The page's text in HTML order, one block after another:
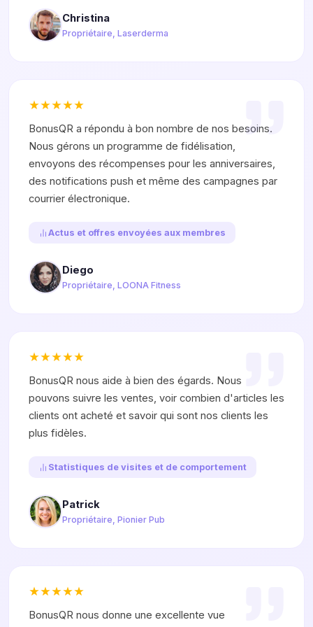
Christina
Propriétaire, Laserderma
BonusQR a répondu à bon nombre de nos besoins.
Nous gérons un programme de fidélisation,
envoyons des récompenses pour les anniversaires,
des notifications push et même des campagnes par
courrier électronique.
Actus et offres envoyées aux membres
Diego
Propriétaire, LOONA Fitness
BonusQR nous aide à bien des égards. Nous
pouvons suivre les ventes, voir combien d'articles les
clients ont acheté et savoir qui sont nos clients les
plus fidèles.
Statistiques de visites et de comportement
Patrick
Propriétaire, Pionier Pub
BonusQR nous donne une excellente vue